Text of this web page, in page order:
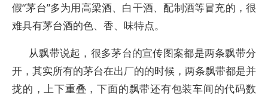
假“茅台”多为用高梁酒、白干酒、配制酒等冒充的，很
难具有茅台酒的色、香、味特点。
从飘带说起，很多茅台的宣传图案都是两条飘带分
开，其实所有的茅台在出厂的的时候，两条飘带都是并
拢的，上下重叠，下面的飘带还有包装车间的代码数